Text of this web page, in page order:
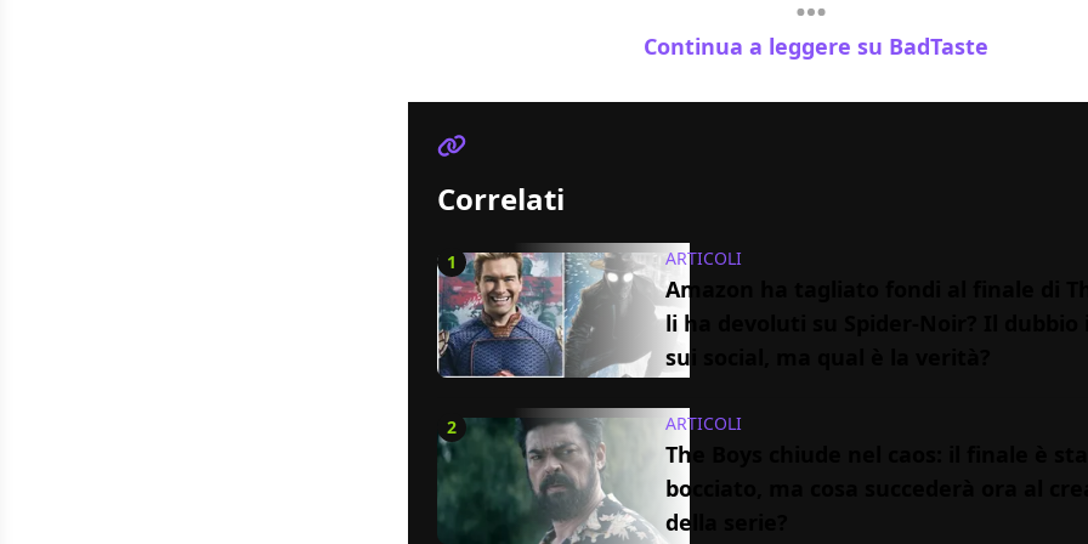
Continua a leggere su BadTaste
Correlati
1 ARTICOLI
Amazon ha tagliato fondi al finale di
li ha devoluti su Spider-Noir? Il dubbio
sui social, ma qual è la verità?
2 ARTICOLI
The Boys chiude nel caos: il finale è
bocciato, ma cosa succederà ora al
della serie?